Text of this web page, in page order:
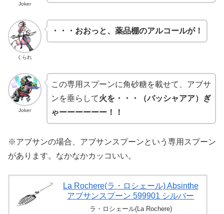
Joker
くられ
・・・おおっと、薬品棚のアルコールが！
Joker
この専用スプーンに角砂糖を載せて、アブサ
ンを垂らして火を・・・（バッシャアア）ぎ
ゃーーーーーー！！
※アブサンの場合、アブサンスプーンという専用スプーン
があります。なかなかカッコいい。
La Rochere(ラ・ロシェール) Absinthe
アブサンスプーン 599901 シルバー
ラ・ロシェール(La Rochere)